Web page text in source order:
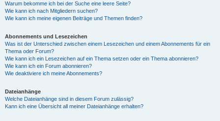
Warum bekomme ich bei der Suche eine leere Seite?
Wie kann ich nach Mitgliedern suchen?
Wie kann ich meine eigenen Beiträge und Themen finden?
Abonnements und Lesezeichen
Was ist der Unterschied zwischen einem Lesezeichen und einem Abonnements für ein
Thema oder Forum?
Wie kann ich ein Lesezeichen auf ein Thema setzen oder ein Thema abonnieren?
Wie kann ich ein Forum abonnieren?
Wie deaktiviere ich meine Abonnements?
Dateianhänge
Welche Dateianhänge sind in diesem Forum zulässig?
Kann ich eine Übersicht all meiner Dateianhänge erhalten?